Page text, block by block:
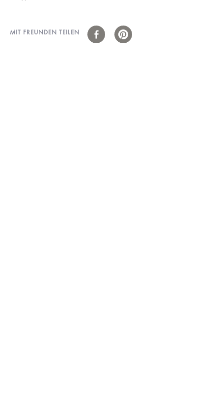
MIT FREUNDEN TEILEN